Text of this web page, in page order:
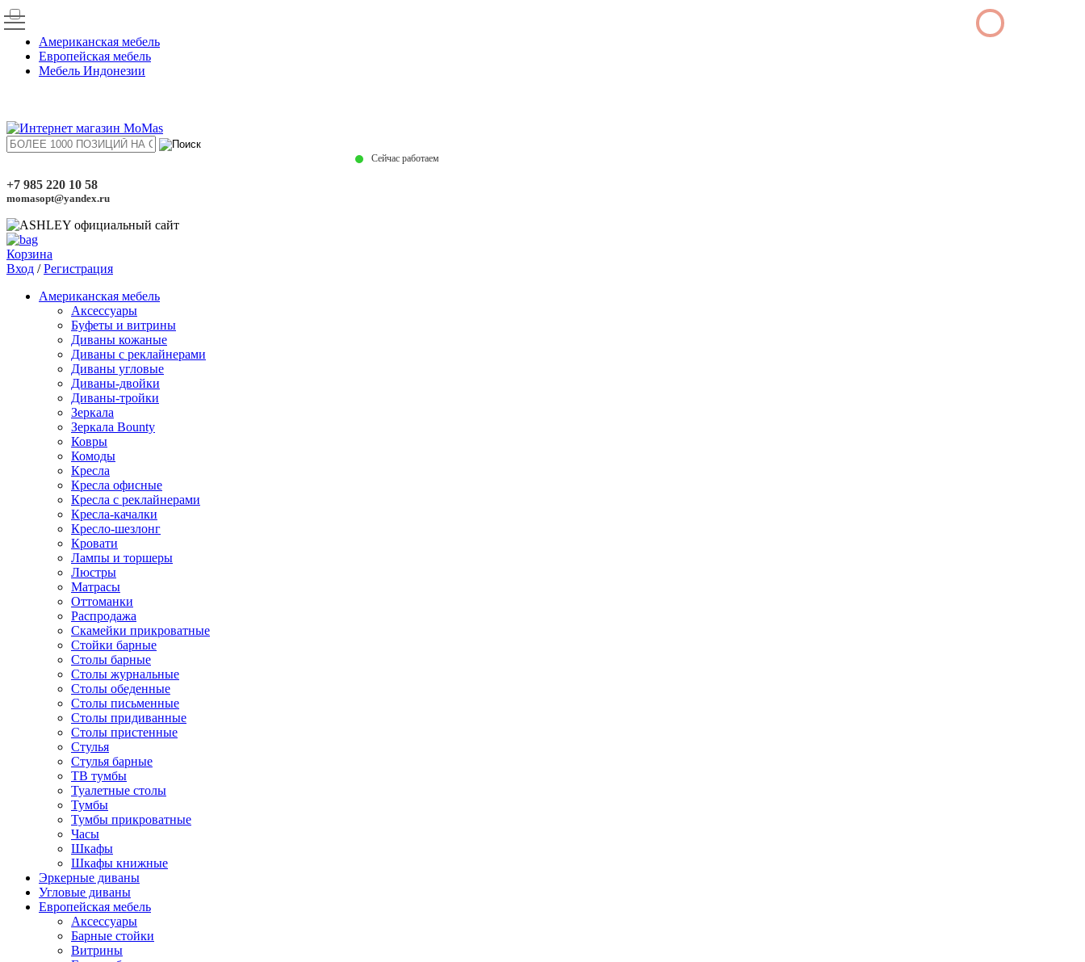
Американская мебель
Европейская мебель
Мебель Индонезии
Сейчас работаем
+7 985 220 10 58
momasopt@yandex.ru
Корзина
Вход /Регистрация
Американская мебель
Аксессуары
Буфеты и витрины
Диваны кожаные
Диваны с реклайнерами
Диваны угловые
Диваны-двойки
Диваны-тройки
Зеркала
Зеркала Bounty
Ковры
Комоды
Кресла
Кресла офисные
Кресла с реклайнерами
Кресла-качалки
Кресло-шезлонг
Кровати
Лампы и торшеры
Люстры
Матрасы
Оттоманки
Распродажа
Скамейки прикроватные
Стойки барные
Столы барные
Столы журнальные
Столы обеденные
Столы письменные
Столы придиванные
Столы пристенные
Стулья
Стулья барные
ТВ тумбы
Туалетные столы
Тумбы
Тумбы прикроватные
Часы
Шкафы
Шкафы книжные
Эркерные диваны
Угловые диваны
Европейская мебель
Аксессуары
Барные стойки
Витрины